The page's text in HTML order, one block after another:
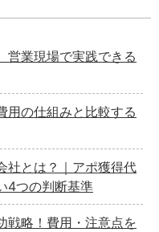
業現場で実践できる
用の仕組みと比較する
社とは？｜アポ獲得代
4つの判断基準
戦略！費用・注意点を